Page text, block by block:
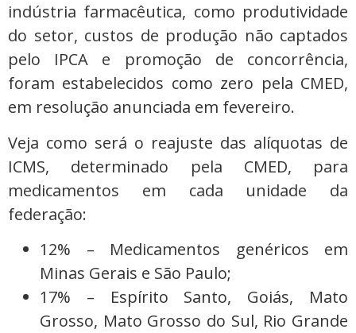
indústria farmacêutica, como produtividade
do setor, custos de produção não captados
pelo IPCA e promoção de concorrência,
foram estabelecidos como zero pela CMED,
em resolução anunciada em fevereiro.
Veja como será o reajuste das alíquotas de
ICMS, determinado pela CMED, para
medicamentos em cada unidade da
federação:
12% – Medicamentos genéricos em
Minas Gerais e São Paulo;
17% – Espírito Santo, Goiás, Mato
Grosso, Mato Grosso do Sul, Rio Grande